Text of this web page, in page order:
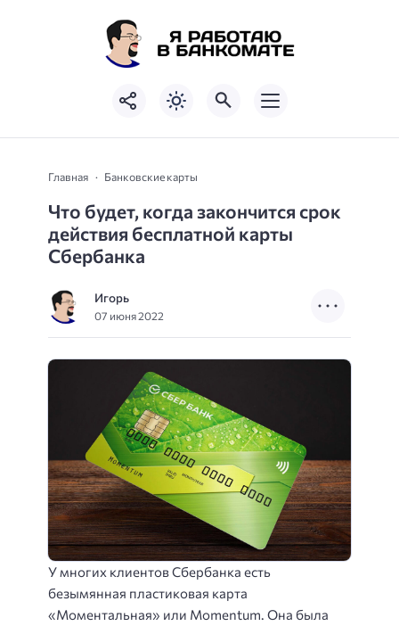
Главная Банковские карты
Что будет, когда закончится срок
действия бесплатной карты
Сбербанка
Игорь
07 июня 2022
У многих клиентов Сбербанка есть
безымянная пластиковая карта
«Моментальная» или Momentum. Она была